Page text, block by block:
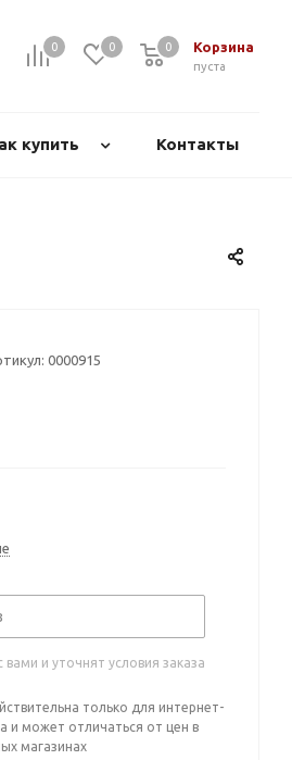
0 0 Корзина
пуста
0
купить Контакты
0000915
и уточнят условия заказа
только для интернет-
и может отличаться от цен в
магазинах